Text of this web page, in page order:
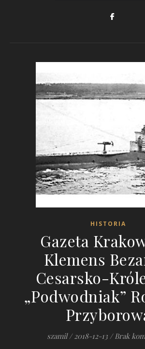
HISTORIA
Gazeta
Klemens
Cesarsko-
„Podwodniak”
szamil / 2018-12-13 / Brak